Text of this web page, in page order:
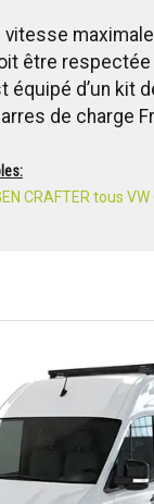
vitesse
être
équipé d’un kit
de charge
CRAFTER tous VW